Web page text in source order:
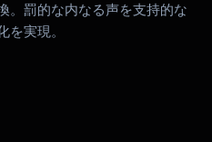
。罰的な内なる声を支持的な
実現。